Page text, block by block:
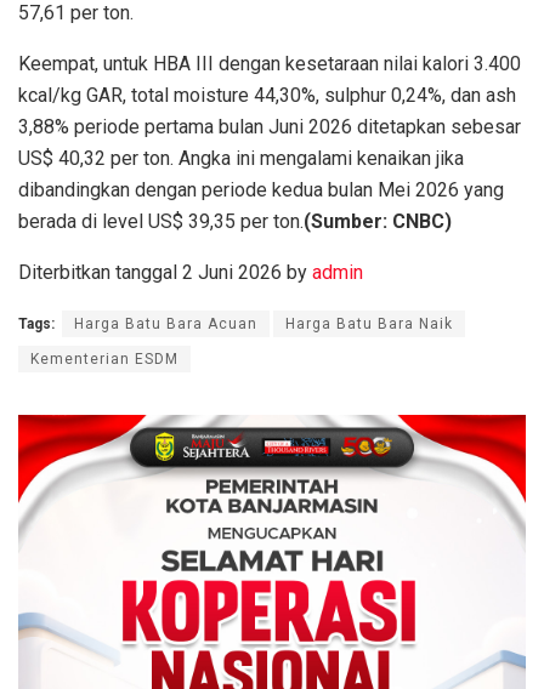
57,61 per ton.
Keempat, untuk HBA III dengan kesetaraan nilai kalori 3.400
kcal/kg GAR, total moisture 44,30%, sulphur 0,24%, dan ash
3,88% periode pertama bulan Juni 2026 ditetapkan sebesar
US$ 40,32 per ton. Angka ini mengalami kenaikan jika
dibandingkan dengan periode kedua bulan Mei 2026 yang
berada di level US$ 39,35 per ton.(Sumber: CNBC)
Diterbitkan tanggal 2 Juni 2026 by admin
Tags: Harga Batu Bara Acuan Harga Batu Bara Naik
Kementerian ESDM